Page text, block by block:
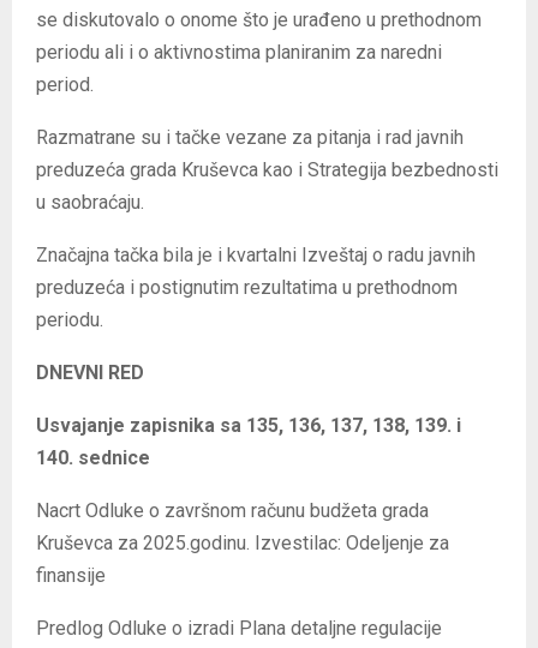
se diskutovalo o onome što je urađeno u prethodnom
periodu ali i o aktivnostima planiranim za naredni
period.
Razmatrane su i tačke vezane za pitanja i rad javnih
preduzeća grada Kruševca kao i Strategija bezbednosti
u saobraćaju.
Značajna tačka bila je i kvartalni Izveštaj o radu javnih
preduzeća i postignutim rezultatima u prethodnom
periodu.
DNEVNI RED
Usvajanje zapisnika sa 135, 136, 137, 138, 139. i
140. sednice
Nacrt Odluke o završnom računu budžeta grada
Kruševca za 2025.godinu. Izvestilac: Odeljenje za
finansije
Predlog Odluke o izradi Plana detaljne regulacije